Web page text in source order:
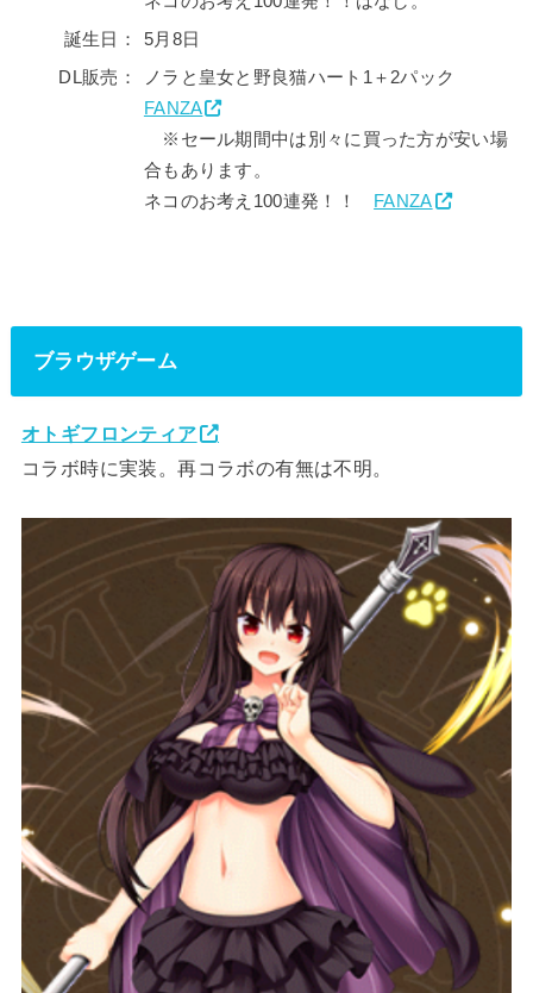
誕生日：
5月8日
DL販売：
ノラと皇女と野良猫ハート1＋2パック
FANZA
※セール期間中は別々に買った方が安い場
合もあります。
ネコのお考え100連発！！
FANZA
ブラウザゲーム
オトギフロンティア
コラボ時に実装。再コラボの有無は不明。